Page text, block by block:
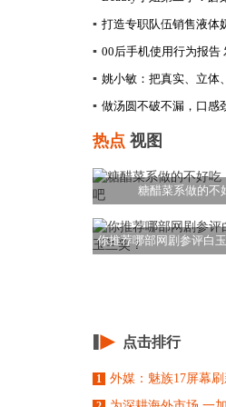
▪ 打造专职队伍销售液体
▪ 00后手机使用行为报告
▪ 姚小敏：把真实、立体
▪ 做汤圆不破不漏，口感
热点 视图
糖醋菜系做的不
你推荐哪部网剧参评白
点击排行
1 外媒：魅族17屏幕刷